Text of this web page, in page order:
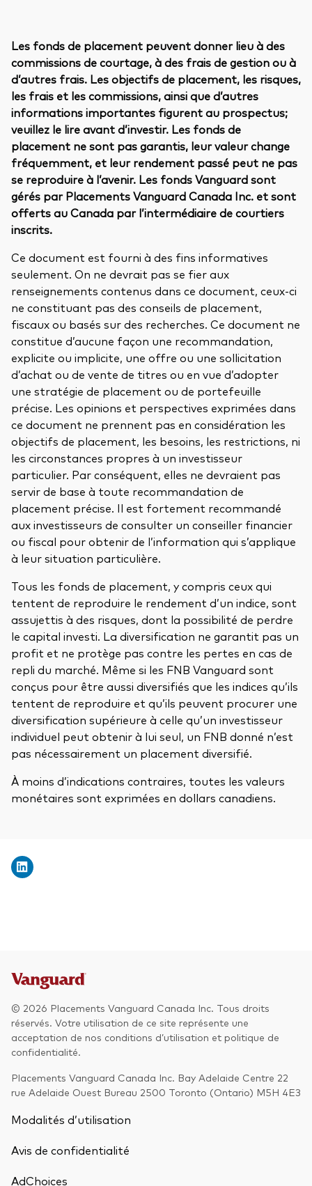
Les fonds de placement peuvent donner lieu à des
commissions de courtage, à des frais de gestion ou à
d’autres frais. Les objectifs de placement, les risques,
les frais et les commissions, ainsi que d’autres
informations importantes figurent au prospectus;
veuillez le lire avant d’investir. Les fonds de
placement ne sont pas garantis, leur valeur change
fréquemment, et leur rendement passé peut ne pas
se reproduire à l’avenir. Les fonds Vanguard sont
gérés par Placements Vanguard Canada Inc. et sont
offerts au Canada par l’intermédiaire de courtiers
inscrits.
Ce document est fourni à des fins informatives
seulement. On ne devrait pas se fier aux
renseignements contenus dans ce document, ceux-ci
ne constituant pas des conseils de placement,
fiscaux ou basés sur des recherches. Ce document ne
constitue d’aucune façon une recommandation,
explicite ou implicite, une offre ou une sollicitation
d’achat ou de vente de titres ou en vue d’adopter
une stratégie de placement ou de portefeuille
précise. Les opinions et perspectives exprimées dans
ce document ne prennent pas en considération les
objectifs de placement, les besoins, les restrictions, ni
les circonstances propres à un investisseur
particulier. Par conséquent, elles ne devraient pas
servir de base à toute recommandation de
placement précise. Il est fortement recommandé
aux investisseurs de consulter un conseiller financier
ou fiscal pour obtenir de l’information qui s’applique
à leur situation particulière.
Tous les fonds de placement, y compris ceux qui
tentent de reproduire le rendement d’un indice, sont
assujettis à des risques, dont la possibilité de perdre
le capital investi. La diversification ne garantit pas un
profit et ne protège pas contre les pertes en cas de
repli du marché. Même si les FNB Vanguard sont
conçus pour être aussi diversifiés que les indices qu’ils
tentent de reproduire et qu’ils peuvent procurer une
diversification supérieure à celle qu’un investisseur
individuel peut obtenir à lui seul, un FNB donné n’est
pas nécessairement un placement diversifié.
À moins d’indications contraires, toutes les valeurs
monétaires sont exprimées en dollars canadiens.
© 2026 Placements Vanguard Canada Inc. Tous droits
réservés. Votre utilisation de ce site représente une
acceptation de nos conditions d’utilisation et politique de
confidentialité.
Placements Vanguard Canada Inc. Bay Adelaide Centre 22
rue Adelaide Ouest Bureau 2500 Toronto (Ontario) M5H 4E3
Modalités d’utilisation
Avis de confidentialité
AdChoices